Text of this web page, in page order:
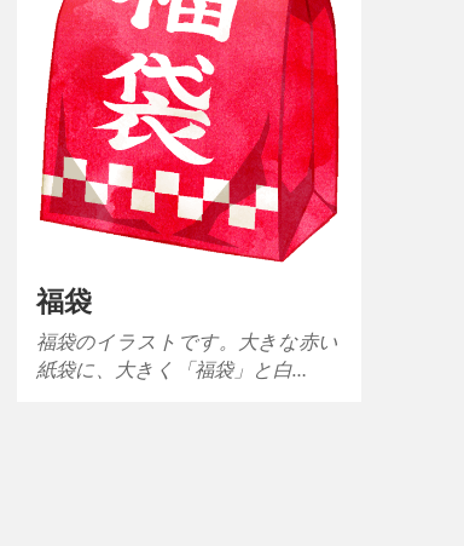
福袋
福袋のイラストです。大きな赤い
紙袋に、大きく「福袋」と白…